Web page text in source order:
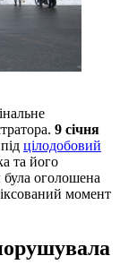
9 січня
цілодобовий
та його
була оголошена
момент